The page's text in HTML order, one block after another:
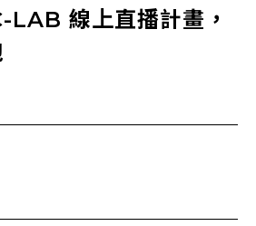
線上直播計畫，